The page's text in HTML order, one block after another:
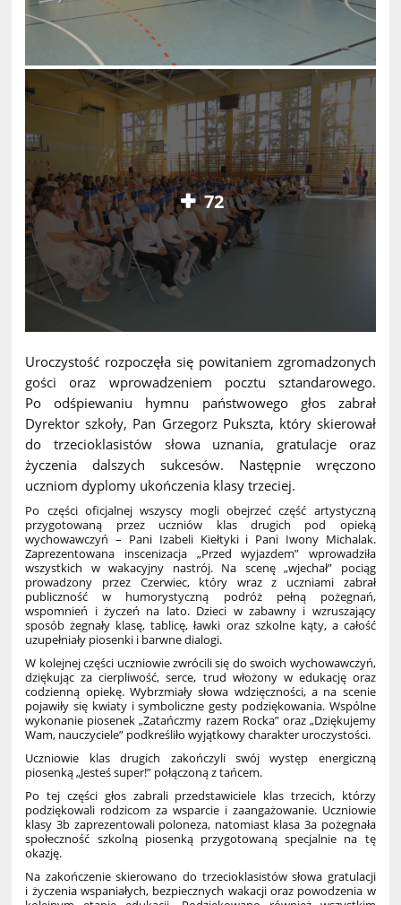
72
Uroczystość rozpoczęła się powitaniem zgromadzonych
gości oraz wprowadzeniem pocztu sztandarowego.
Po odśpiewaniu hymnu państwowego głos zabrał
Dyrektor szkoły, Pan Grzegorz Pukszta, który skierował
do trzecioklasistów słowa uznania, gratulacje oraz
życzenia dalszych sukcesów. Następnie wręczono
uczniom dyplomy ukończenia klasy trzeciej.
Po części oficjalnej wszyscy mogli obejrzeć część artystyczną
przygotowaną przez uczniów klas drugich pod opieką
wychowawczyń – Pani Izabeli Kiełtyki i Pani Iwony Michalak.
Zaprezentowana inscenizacja „Przed wyjazdem” wprowadziła
wszystkich w wakacyjny nastrój. Na scenę „wjechał” pociąg
prowadzony przez Czerwiec, który wraz z uczniami zabrał
publiczność w humorystyczną podróż pełną pożegnań,
wspomnień i życzeń na lato. Dzieci w zabawny i wzruszający
sposób żegnały klasę, tablicę, ławki oraz szkolne kąty, a całość
uzupełniały piosenki i barwne dialogi.
W kolejnej części uczniowie zwrócili się do swoich wychowawczyń,
dziękując za cierpliwość, serce, trud włożony w edukację oraz
codzienną opiekę. Wybrzmiały słowa wdzięczności, a na scenie
pojawiły się kwiaty i symboliczne gesty podziękowania. Wspólne
wykonanie piosenek „Zatańczmy razem Rocka” oraz „Dziękujemy
Wam, nauczyciele” podkreśliło wyjątkowy charakter uroczystości.
Uczniowie klas drugich zakończyli swój występ energiczną
piosenką „Jesteś super!” połączoną z tańcem.
Po tej części głos zabrali przedstawiciele klas trzecich, którzy
podziękowali rodzicom za wsparcie i zaangażowanie. Uczniowie
klasy 3b zaprezentowali poloneza, natomiast klasa 3a pożegnała
społeczność szkolną piosenką przygotowaną specjalnie na tę
okazję.
Na zakończenie skierowano do trzecioklasistów słowa gratulacji
i życzenia wspaniałych, bezpiecznych wakacji oraz powodzenia w